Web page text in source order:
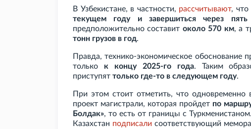
В Узбекистане, в частности, рассчитывают, что
текущем году и завершиться через
предположительно составит около 570 км, а
тонн грузов в год.
Правда, технико-экономическое обоснование
только к концу 2025-го года. Таким
приступят только где-то в следующем году.
При этом стоит отметить, что одновременно
проект магистрали, которая пройдет по
Болдак», то есть от границы с
Казахстан подписали соответствующий